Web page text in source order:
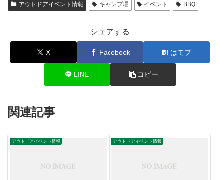
アウトドアイベント情報 キャンプ場 イベント BBQ
シェアする
X Facebook はてブ
LINE コピー
関連記事
アウトドアイベント情報 アウトドアイベント情報